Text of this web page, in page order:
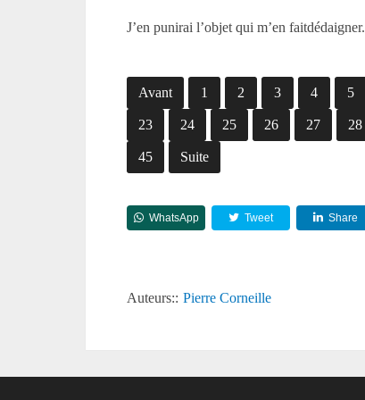
J’en punirai l’objet qui m’en faitdédaigner.
Avant 1 2 3 4 5
23 24 25 26 27 28
45 Suite
WhatsApp Tweet Share
Auteurs:: Pierre Corneille